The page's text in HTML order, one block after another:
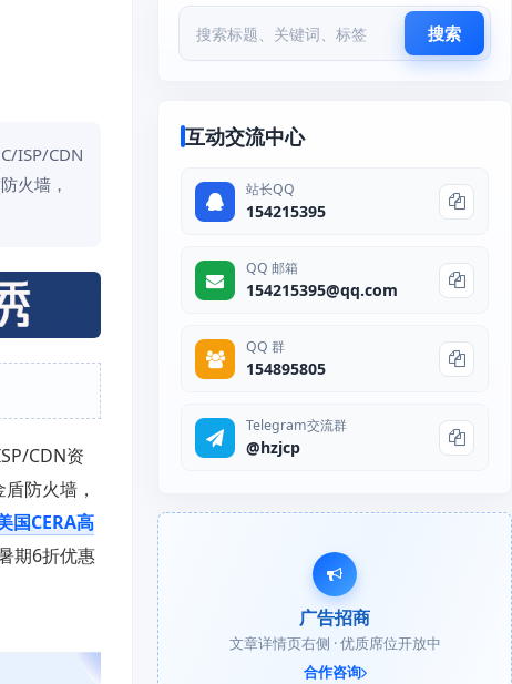
ISP/CDN
火墙，
CDN资
防火墙，
国CERA高
期6折优惠
搜索
互动交流中心
站长QQ
154215395
QQ 邮箱
154215395@qq.com
QQ 群
154895805
Telegram交流群
@hzjcp
广告招商
文章详情页右侧 · 优质席位开放中
合作咨询